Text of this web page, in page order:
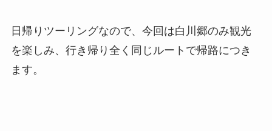
日帰りツーリングなので、今回は白川郷のみ観光
を楽しみ、行き帰り全く同じルートで帰路につき
ます。